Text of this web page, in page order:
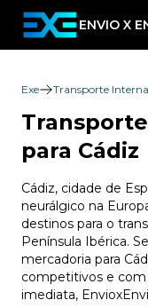
ENVIO X
Exe Transporte
para Cádiz
Cádiz, cidade de
neurálgico na
destinos para o
Península Ibérica.
mercadoria para
competitivos e
imediata,